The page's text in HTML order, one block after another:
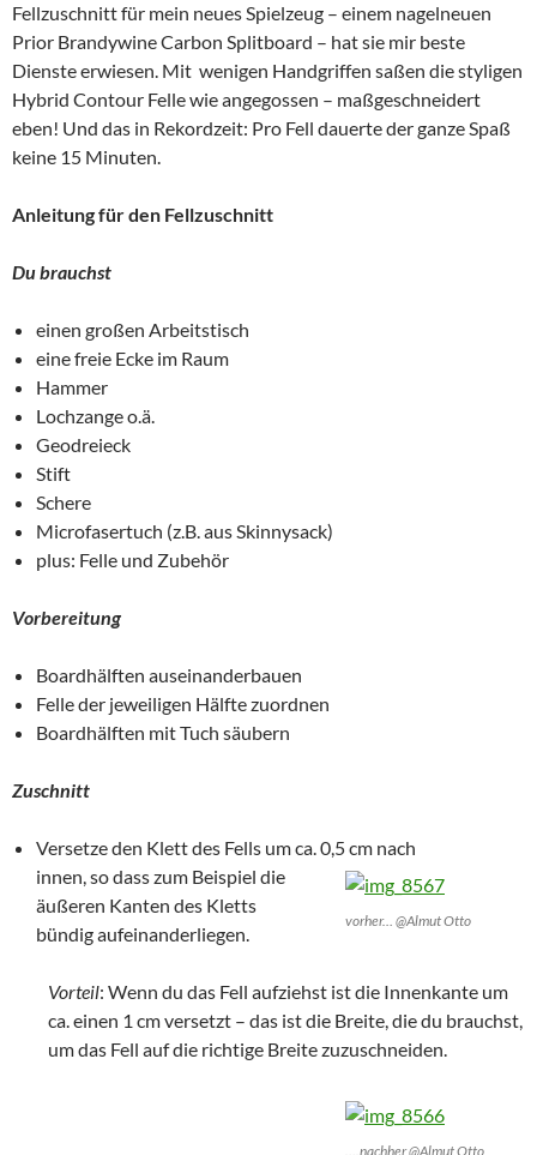
Fellzuschnitt für mein neues Spielzeug – einem nagelneuen
Prior Brandywine Carbon Splitboard – hat sie mir beste
Dienste erwiesen. Mit wenigen Handgriffen saßen die styligen
Hybrid Contour Felle wie angegossen – maßgeschneidert
eben! Und das in Rekordzeit: Pro Fell dauerte der ganze Spaß
keine 15 Minuten.
Anleitung für den Fellzuschnitt
Du brauchst
einen großen Arbeitstisch
eine freie Ecke im Raum
Hammer
Lochzange o.ä.
Geodreieck
Stift
Schere
Microfasertuch (z.B. aus Skinnysack)
plus: Felle und Zubehör
Vorbereitung
Boardhälften auseinanderbauen
Felle der jeweiligen Hälfte zuordnen
Boardhälften mit Tuch säubern
Zuschnitt
Versetze den Klett des Fells um ca. 0,5 cm nach
vorher… @Almut Otto
innen, so dass zum Beispiel die
äußeren Kanten des Kletts
bündig aufeinanderliegen.
Vorteil: Wenn du das Fell aufziehst ist die Innenkante um
ca. einen 1 cm versetzt – das ist die Breite, die du brauchst,
um das Fell auf die richtige Breite zuzuschneiden.
….nachher @Almut Otto